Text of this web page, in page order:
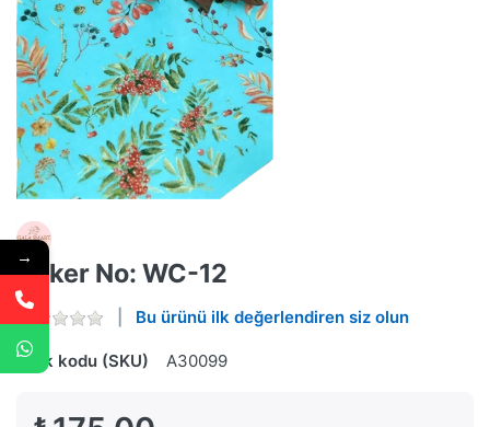
Stiker No: WC-12
Bu ürünü ilk değerlendiren siz olun
Stok kodu (SKU) A30099
→